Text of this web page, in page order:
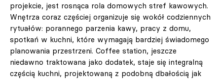
projekcie, jest rosnąca rola domowych stref kawowych.
Wnętrza coraz częściej organizuje się wokół codziennych
rytuałów: porannego parzenia kawy, pracy z domu,
spotkań w kuchni, które wymagają bardziej świadomego
planowania przestrzeni. Coffee station, jeszcze
niedawno traktowana jako dodatek, staje się integralną
częścią kuchni, projektowaną z podobną dbałością jak